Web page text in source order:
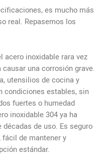
es mucho más
real. Repasemos los
acero inoxidable rara vez
una corrosión grave.
utensilios de cocina y
condiciones estables, sin
fuertes o humedad
inoxidable 304 ya ha
de uso. Es seguro
de mantener y
estándar.